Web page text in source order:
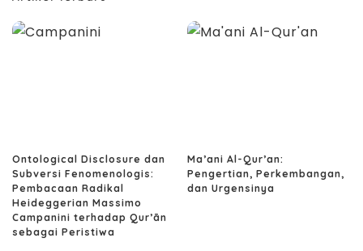
Ontological Disclosure dan
Subversi Fenomenologis:
Pembacaan Radikal
Heideggerian Massimo
Campanini terhadap Qur’ān
sebagai Peristiwa
Ma’ani Al-Qur’an:
Pengertian, Perkembangan,
dan Urgensinya